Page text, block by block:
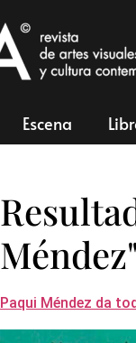
Escena
Méndez"
Paqui Méndez da